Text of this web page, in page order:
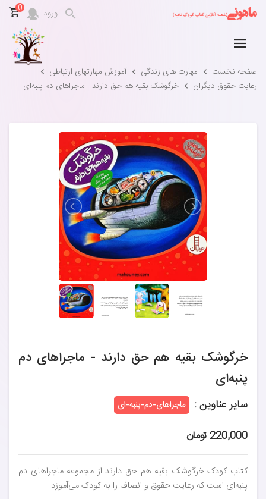
ورود 0
صفحه نخست مهارت های زندگی
آموزش مهارتهای ارتباطی
رعایت حقوق دیگران
خرگوشک بقیه هم حق دارند - ماجراهای دم‌ پنبه‌ای
خرگوشک بقیه هم حق دارند - ماجراهای دم‌
پنبه‌ای
سایر عناوین : ماجراهای-دم-پنبه-ای
220,000 تومان
کتاب کودک خرگوشک بقیه هم حق دارند از مجموعه ماجراهای دم
پنبه‌ای است که رعایت حقوق و انصاف را به کودک می‌آموزد.